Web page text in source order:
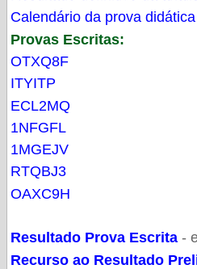
Calendário da prova didática
Provas Escritas:
OTXQ8F
ITYITP
ECL2MQ
1NFGFL
1MGEJV
RTQBJ3
OAXC9H
Resultado Prova Escrita -
Recurso ao Resultado